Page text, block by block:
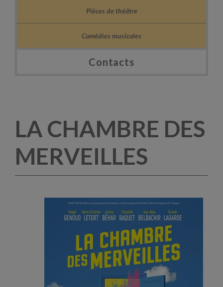
Pièces de théâtre
Comédies musicales
Contacts
LA CHAMBRE DES
MERVEILLES